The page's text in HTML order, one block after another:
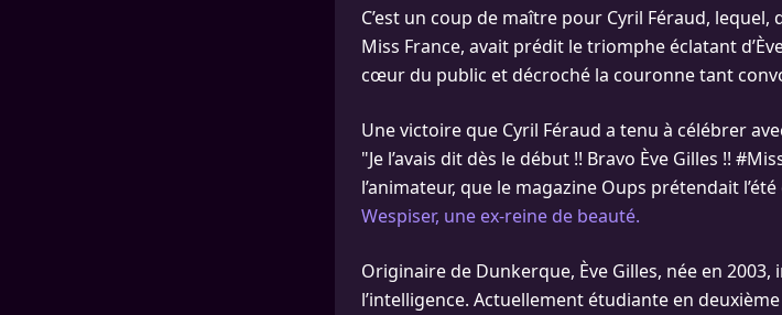
C’est un coup de maître pour Cyril Féraud,
Miss France, avait prédit le triomphe éclatant
cœur du public et décroché la couronne tant
Une victoire que Cyril Féraud a tenu à célébrer
"Je l’avais dit dès le début !! Bravo Ève Gilles !!
l’animateur, que le magazine Oups prétendait
Wespiser, une ex-reine de beauté.
Originaire de Dunkerque, Ève Gilles, née en 2003,
l’intelligence. Actuellement étudiante en